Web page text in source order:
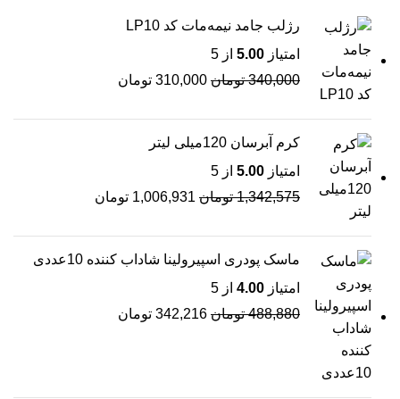
رژلب جامد نیمه‌مات کد LP10
امتیاز 5.00 از 5
340,000 تومان 310,000 تومان
کرم آبرسان 120میلی لیتر
امتیاز 5.00 از 5
1,342,575 تومان 1,006,931 تومان
ماسک پودری اسپیرولینا شاداب کننده 10عددی
امتیاز 4.00 از 5
488,880 تومان 342,216 تومان